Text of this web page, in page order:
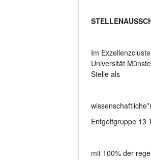
Im
Universität
Stelle als
Entgeltgruppe 13
mit 100% der